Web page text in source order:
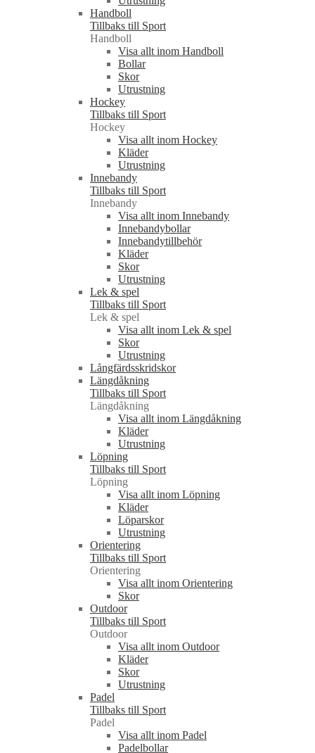
Handboll
Tillbaks till Sport
Handboll
Visa allt inom Handboll
Bollar
Skor
Utrustning
Hockey
Tillbaks till Sport
Hockey
Visa allt inom Hockey
Kläder
Utrustning
Innebandy
Tillbaks till Sport
Innebandy
Visa allt inom Innebandy
Innebandybollar
Innebandytillbehör
Kläder
Skor
Utrustning
Lek & spel
Tillbaks till Sport
Lek & spel
Visa allt inom Lek & spel
Skor
Utrustning
Långfärdsskridskor
Längdåkning
Tillbaks till Sport
Längdåkning
Visa allt inom Längdåkning
Kläder
Utrustning
Löpning
Tillbaks till Sport
Löpning
Visa allt inom Löpning
Kläder
Löparskor
Utrustning
Orientering
Tillbaks till Sport
Orientering
Visa allt inom Orientering
Skor
Outdoor
Tillbaks till Sport
Outdoor
Visa allt inom Outdoor
Kläder
Skor
Utrustning
Padel
Tillbaks till Sport
Padel
Visa allt inom Padel
Padelbollar